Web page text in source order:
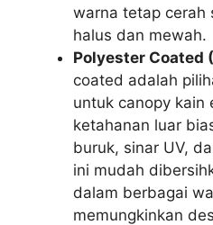
warna tetap cerah
halus dan mewah.
Polyester Coated
coated adalah
untuk canopy kain
ketahanan luar
buruk, sinar UV,
ini mudah
dalam berbagai
memungkinkan